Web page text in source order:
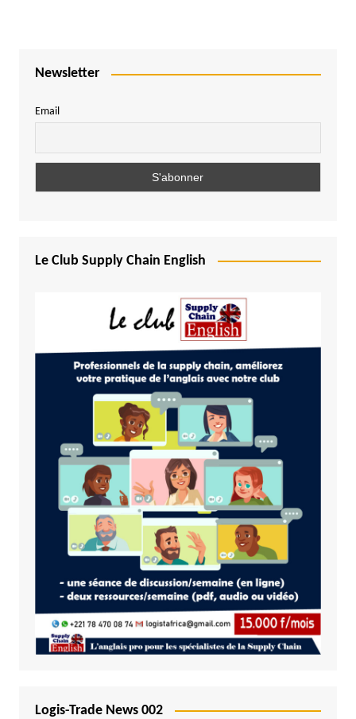
Newsletter
Email
Le Club Supply Chain English
Logis-Trade News 002